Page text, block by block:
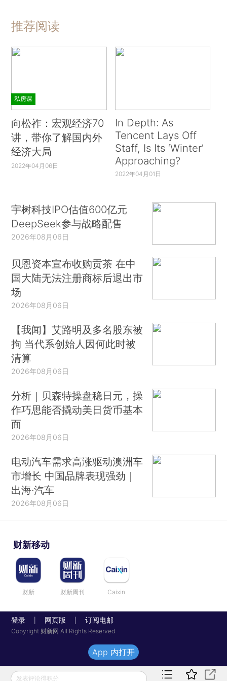
推荐阅读
私房课
向松祚：宏观经济70
讲，带你了解国内外
经济大局
2022年04月06日
In Depth: As
Tencent Lays Off
Staff, Is Its ‘Winter’
Approaching?
2022年04月01日
宇树科技IPO估值600亿元
DeepSeek参与战略配售
2026年08月06日
贝恩资本宣布收购贡茶 在中
国大陆无法注册商标后退出市
场
2026年08月06日
【我闻】艾路明及多名股东被
拘 当代系创始人因何此时被
清算
2026年08月06日
分析｜贝森特操盘稳日元，操
作巧思能否撬动美日货币基本
面
2026年08月06日
电动汽车需求高涨驱动澳洲车
市增长 中国品牌表现强劲｜
出海·汽车
2026年08月06日
财新移动
财新 财新周刊 Caixin
登录 网页版 订阅电邮
Copyright 财新网 All Rights Reserved
发表评论得积分
App 内打开